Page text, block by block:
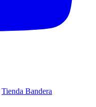
Tienda Bandera